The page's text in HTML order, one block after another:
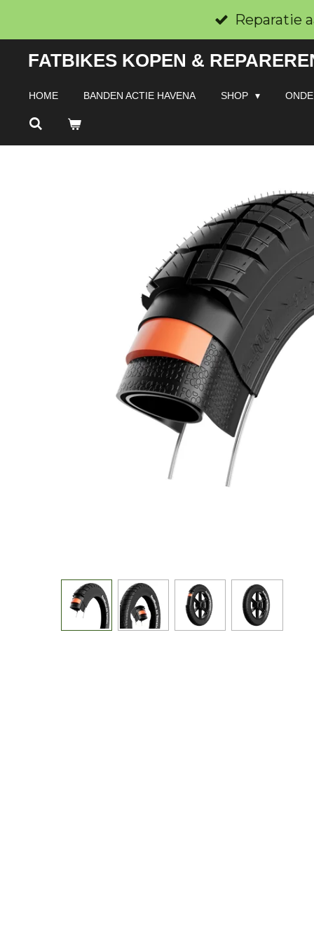
direct
naar
hoofdinhoud
Reparatie
FATBIKES KOPEN &
HOME BANDEN ACTIE HAVENA SHOP